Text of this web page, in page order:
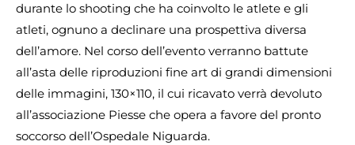
durante lo shooting che ha coinvolto le atlete e gli
atleti, ognuno a declinare una prospettiva diversa
dell’amore. Nel corso dell’evento verranno battute
all’asta delle riproduzioni fine art di grandi dimensioni
delle immagini, 130×110, il cui ricavato verrà devoluto
all’associazione Piesse che opera a favore del pronto
soccorso dell’Ospedale Niguarda.